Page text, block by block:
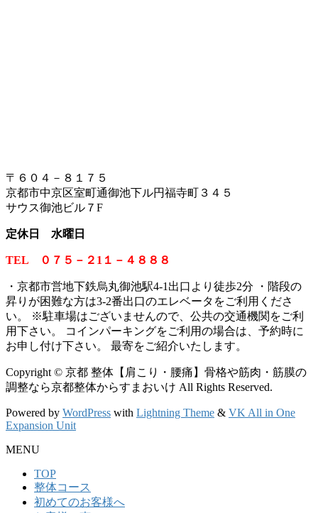
〒６０４－８１７５
京都市中京区室町通御池下ル円福寺町３４５
サウス御池ビル７F
定休日 水曜日
TEL ０７５－２1１－４８８８
・京都市営地下鉄烏丸御池駅4-1出口より徒歩2分 ・階段の
昇りが困難な方は3-2番出口のエレベータをご利用くださ
い。
※駐車場はございませんので、公共の交通機関をご利
用下さい。 コインパーキングをご利用の場合は、予約時に
お申し付け下さい。 最寄をご紹介いたします。
Copyright © 京都 整体【肩こり・腰痛】骨格や筋肉・筋膜の
調整なら京都整体からすまおいけ All Rights Reserved.
Powered by WordPress with Lightning Theme & VK All in One
Expansion Unit
MENU
TOP
整体コース
初めてのお客様へ